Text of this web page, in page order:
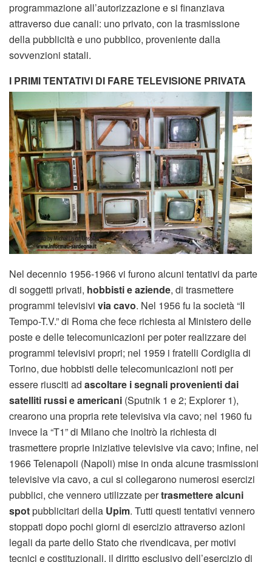
programmazione all’autorizzazione e si finanziava
attraverso due canali: uno privato, con la trasmissione
della pubblicità e uno pubblico, proveniente dalla
sovvenzioni statali.
I PRIMI TENTATIVI DI FARE TELEVISIONE PRIVATA
Nel decennio 1956-1966 vi furono alcuni tentativi da parte
di soggetti privati, hobbisti e aziende, di trasmettere
programmi televisivi via cavo. Nel 1956 fu la società “II
Tempo-T.V.” di Roma che fece richiesta al Ministero delle
poste e delle telecomunicazioni per poter realizzare dei
programmi televisivi propri; nel 1959 i fratelli Cordiglia di
Torino, due hobbisti delle telecomunicazioni noti per
essere riusciti ad ascoltare i segnali provenienti dai
satelliti russi e americani (Sputnik 1 e 2; Explorer 1),
crearono una propria rete televisiva via cavo; nel 1960 fu
invece la “T1” di Milano che inoltrò la richiesta di
trasmettere proprie iniziative televisive via cavo; infine, nel
1966 Telenapoli (Napoli) mise in onda alcune trasmissioni
televisive via cavo, a cui si collegarono numerosi esercizi
pubblici, che vennero utilizzate pertrasmettere alcuni
spotpubblicitari della Upim. Tutti questi tentativi vennero
stoppati dopo pochi giorni di esercizio attraverso azioni
legali da parte dello Stato che rivendicava, per motivi
tecnici e costituzionali, il diritto esclusivo dell’esercizio di